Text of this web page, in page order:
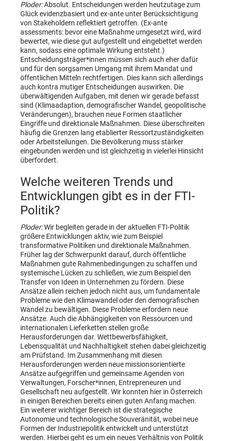
Ploder:Absolut. Entscheidungen werden heutzutage zum
Glück evidenzbasiert und ex-ante unter Berücksichtigung
von Stakeholdern reflektiert getroffen. (Ex-ante
assessments: bevor eine Maßnahme umgesetzt wird, wird
bewertet, wie diese gut aufgestellt und eingebettet werden
kann, sodass eine optimale Wirkung entsteht.)
Entscheidungsträger*innen müssen sich auch eher dafür
und für den sorgsamen Umgang mit ihrem Mandat und
öffentlichen Mitteln rechtfertigen. Dies kann sich allerdings
auch kontra mutiger Entscheidungen auswirken. Die
überwältigenden Aufgaben, mit denen wir gerade befasst
sind (Klimaadaption, demografischer Wandel, geopolitische
Veränderungen), brauchen neue Formen staatlicher
Eingriffe und direktionale Maßnahmen. Diese überschreiten
häufig die Grenzen lang etablierter Ressortzuständigkeiten
oder Arbeitsteilungen. Die Bevölkerung muss stärker
eingebunden werden und ist gleichzeitig in vielerlei Hinsicht
überfordert.
Welche weiteren Trends und
Entwicklungen gibt es in der FTI-
Politik?
Ploder:Wir begleiten gerade in der aktuellen FTI-Politik
größere Entwicklungen aktiv, wie zum Beispiel
transformative Politiken und direktionale Maßnahmen.
Früher lag der Schwerpunkt darauf, durch öffentliche
Maßnahmen gute Rahmenbedingungen zu schaffen und
systemische Lücken zu schließen, wie zum Beispiel den
Transfer von Ideen in Unternehmen zu fördern. Diese
Ansätze allein reichen jedoch nicht aus, um fundamentale
Probleme wie den Klimawandel oder den demografischen
Wandel zu bewältigen. Diese Probleme erfordern neue
Ansätze. Auch die Abhängigkeiten von Ressourcen und
internationalen Lieferketten stellen große
Herausforderungen dar. Wettbewerbsfähigkeit,
Lebensqualität und Nachhaltigkeit stehen dabei gleichzeitig
am Prüfstand. Im Zusammenhang mit diesen
Herausforderungen werden neue missionsorientierte
Ansätze aufgegriffen und gemeinsame Agenden von
Verwaltungen, Forscher*innen, Entrepreneuren und
Gesellschaft neu aufgestellt. Wir konnten hier in Österreich
in einigen Bereichen bereits einen guten Anfang machen.
Ein weiterer wichtiger Bereich ist die strategische
Autonomie und technologische Souveränität, wobei neue
Formen der Industriepolitik entwickelt und unterstützt
werden. Hierbei geht es um ein neues Verhältnis von Politik